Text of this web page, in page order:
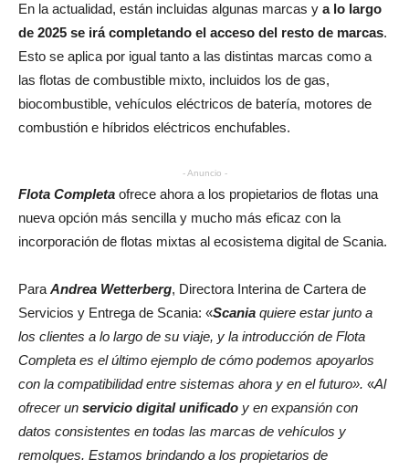
En la actualidad, están incluidas algunas marcas y a lo largo
de 2025 se irá completando el acceso del resto de marcas.
Esto se aplica por igual tanto a las distintas marcas como a
las flotas de combustible mixto, incluidos los de gas,
biocombustible, vehículos eléctricos de batería, motores de
combustión e híbridos eléctricos enchufables.
- Anuncio -
Flota Completa ofrece ahora a los propietarios de flotas una
nueva opción más sencilla y mucho más eficaz con la
incorporación de flotas mixtas al ecosistema digital de Scania.
Para Andrea Wetterberg, Directora Interina de Cartera de
Servicios y Entrega de Scania: «Scania quiere estar junto a
los clientes a lo largo de su viaje, y la introducción de Flota
Completa es el último ejemplo de cómo podemos apoyarlos
con la compatibilidad entre sistemas ahora y en el futuro». «Al
ofrecer un servicio digital unificado y en expansión con
datos consistentes en todas las marcas de vehículos y
remolques. Estamos brindando a los propietarios de